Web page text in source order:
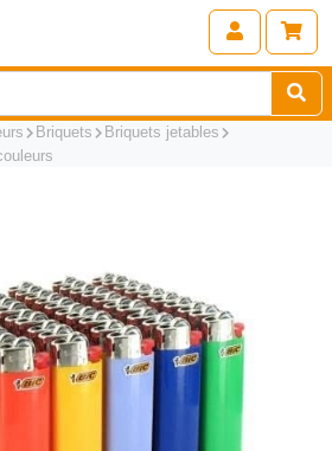
Briquets
Briquets jetables